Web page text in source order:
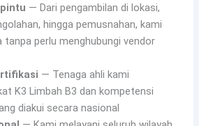
— Dari pengambilan di lokasi,
hingga pemusnahan, kami
tanpa perlu menghubungi vendor
— Tenaga ahli kami
K3 Limbah B3 dan kompetensi
diakui secara nasional